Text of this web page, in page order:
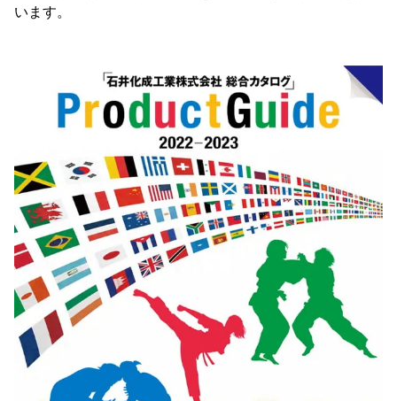
います。